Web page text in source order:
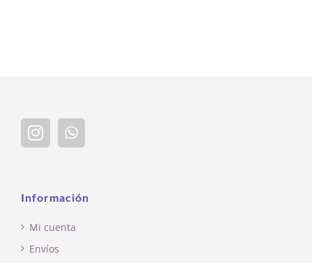
Información
Mi cuenta
Envíos